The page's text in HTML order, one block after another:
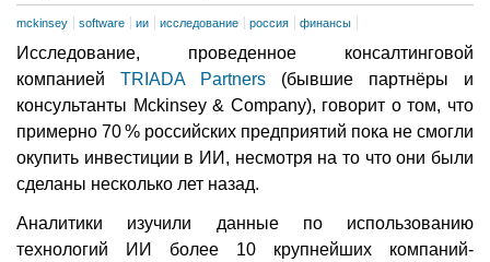
mckinsey software ии исследование россия финансы
Исследование, проведенное консалтинговой
компанией TRIADA Partners (бывшие партнёры и
консультанты Mckinsey & Company), говорит о том, что
примерно 70 % российских предприятий пока не смогли
окупить инвестиции в ИИ, несмотря на то что они были
сделаны несколько лет назад.
Аналитики изучили данные по использованию
технологий ИИ более 10 крупнейших компаний-